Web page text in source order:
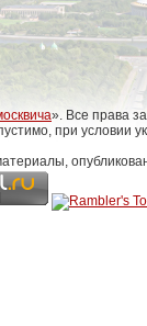
». Все права
при условии